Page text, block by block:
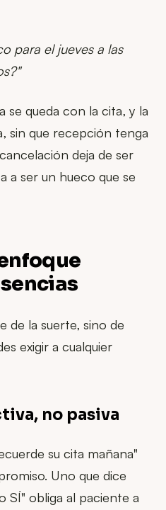
para el jueves a las
se queda con la cita, y la
sin que recepción tenga
deja de ser
a ser un hueco que se
de la suerte, sino de
exigir a cualquier
no pasiva
su cita mañana"
Uno que dice
SÍ" obliga al paciente a